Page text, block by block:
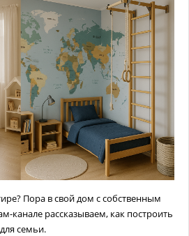
Пора в свой дом с собственным
канале рассказываем, как построить
семьи.